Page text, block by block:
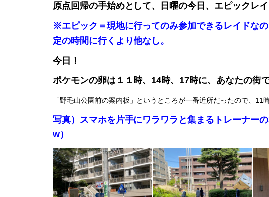
原点回帰の手始めとして、日曜の今日、エピックレイ
※エピック＝現地に行ってのみ参加できるレイドな
定の時間に行くより他なし。
今日！
ポケモンの卵は１１時、14時、17時に、あなたの街
「野毛山公園前の案内板」というところが一番近所だったので、11
写真）スマホを片手にワラワラと集まるトレーナー
w）